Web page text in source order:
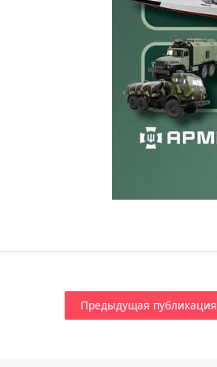
Предыдущая публикация